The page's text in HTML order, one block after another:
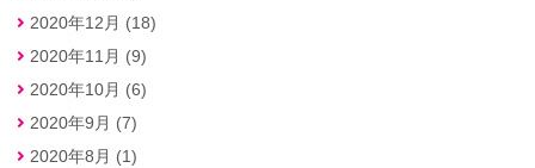
2020年12月 (18)
2020年11月 (9)
2020年10月 (6)
2020年9月 (7)
2020年8月 (1)